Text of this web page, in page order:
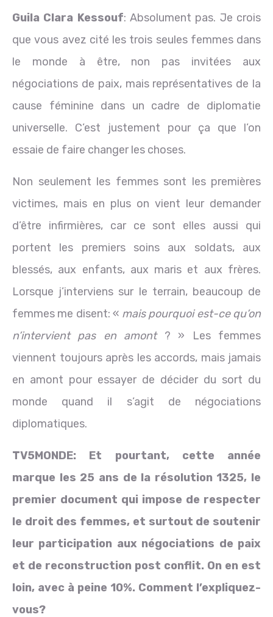
Guila Clara Kessouf: Absolument pas. Je crois
que vous avez cité les trois seules femmes dans
le monde à être, non pas invitées aux
négociations de paix, mais représentatives de la
cause féminine dans un cadre de diplomatie
universelle. C’est justement pour ça que l’on
essaie de faire changer les choses.
Non seulement les femmes sont les premières
victimes, mais en plus on vient leur demander
d’être infirmières, car ce sont elles aussi qui
portent les premiers soins aux soldats, aux
blessés, aux enfants, aux maris et aux frères.
Lorsque j’interviens sur le terrain, beaucoup de
femmes me disent: « mais pourquoi est-ce qu’on
n’intervient pas en amont ? » Les femmes
viennent toujours après les accords, mais jamais
en amont pour essayer de décider du sort du
monde quand il s’agit de négociations
diplomatiques.
TV5MONDE: Et pourtant, cette année
marque les 25 ans de la résolution 1325, le
premier document qui impose de respecter
le droit des femmes, et surtout de soutenir
leur participation aux négociations de paix
et de reconstruction post conflit. On en est
loin, avec à peine 10%. Comment l’expliquez-
vous?